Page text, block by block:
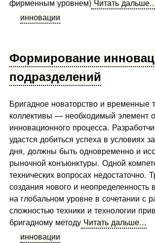
фирмен­ным уровнем) Читать
инновации
Формирование
подразделений
Бригадное новаторство и временные
коллективы — не­обходимый элемент
инновационного процесса.
удастся добиться успеха в условиях
дня, должны быть одновременно и
рыноч­ной конъюнктуры. Одной
технических вопросах не­достаточно.
создания нового и неопределенность
на глобальном уровне в сочетании с
сложностью тех­ники и технологии
бригадному методу Читать дальше...
инновации